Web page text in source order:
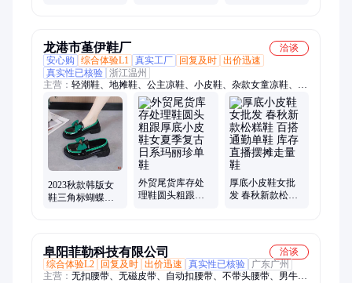
龙港市堇伊鞋厂
洽谈
安心购
综合体验L1 真实工厂 回复及时 出价迅速
真实性已核验 浙江温州
主营： 轻潮鞋、地摊鞋、公主凉鞋、小皮鞋、杂款女童凉鞋、宝
宝棉鞋、运动休闲鞋、彩色老爹鞋、男士休闲鞋、断码休闲鞋、
休闲运动鞋、低帮休闲鞋、真皮老爹鞋、厚底老爹鞋、男童运动
鞋、户外运动单鞋、学生拼色板鞋、低帮系带鞋子、男士休闲凉
拖鞋、尾货库存鞋、尾货处理鞋、断码尾货鞋
2023秋款韩版女
鞋三角标蝴蝶结
外贸尾货库存处
理鞋圆头粗跟厚
厚底小皮鞋女批
发 春秋新款松糕
阜阳菲勒科技有限公司
洽谈
综合体验L2
回复及时 出价迅速 真实性已核验
广东广州
主营： 无扣腰带、无磁皮带、自动扣腰带、不带头腰带、男牛皮